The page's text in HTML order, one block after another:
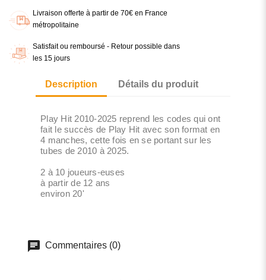
Livraison offerte à partir de 70€ en France
métropolitaine
Satisfait ou remboursé - Retour possible dans
les 15 jours
Description Détails du produit
Play Hit 2010-2025 reprend les codes qui ont
fait le succès de Play Hit avec son format en
4 manches, cette fois en se portant sur les
tubes de 2010 à 2025.
2 à 10 joueurs-euses
à partir de 12 ans
environ 20'
Commentaires (0)